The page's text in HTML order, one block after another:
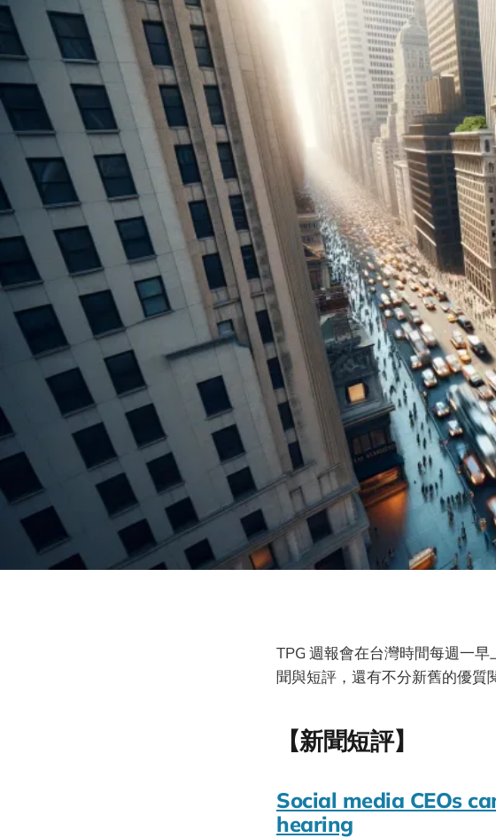
TPG 週報會在台灣時間每週一
聞與短評，還有不分新舊的優質
【新聞短評】
Social media CEOs
hearing